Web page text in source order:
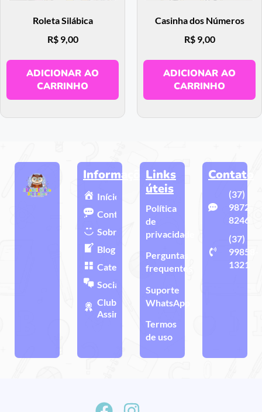
Roleta Silábica
R$9,00
ADICIONAR AO
CARRINHO
Casinha dos Números
R$9,00
ADICIONAR AO
CARRINHO
Informações
Início
Contato
Sobre
Blog
Categorias
Sociais
Clube de
Assinatura
Links
úteis
Política
de
privacidade
Perguntas
frequentes
Suporte
WhatsApp
Termos
de uso
Contato
(37)
9872-
8246
(37)
99858-
1321